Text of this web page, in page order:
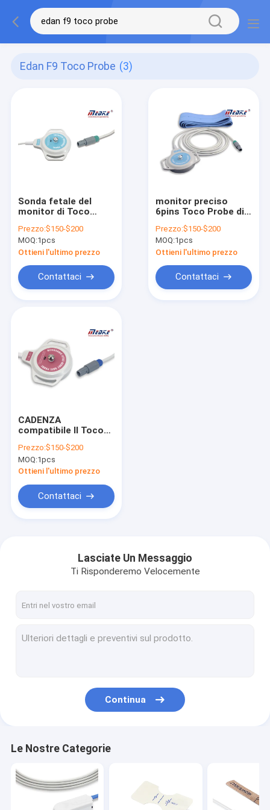
Edan F9 Toco Probe (3)
Sonda fetale del
monitor di Toco
TPU 6pins Edan F9
Prezzo:$150-$200
MOQ:1pcs
Ottieni l'ultimo prezzo
Contattaci
monitor preciso
6pins Toco Probe di
Edan F9
Prezzo:$150-$200
MOQ:1pcs
Ottieni l'ultimo prezzo
Contattaci
CADENZA
compatibile II Toco
SONATINA
Prezzo:$150-$200
MOQ:1pcs
Ottieni l'ultimo prezzo
Contattaci
Lasciate Un Messaggio
Ti Risponderemo Velocemente
Continua
Le Nostre Categorie